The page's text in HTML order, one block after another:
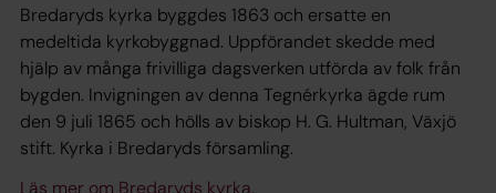
Bredaryds kyrka byggdes 1863 och ersatte en
medeltida kyrkobyggnad. Uppförandet skedde med
hjälp av många frivilliga dagsverken utförda av folk från
bygden. Invigningen av denna Tegnérkyrka ägde rum
den 9 juli 1865 och hölls av biskop H. G. Hultman, Växjö
stift. Kyrka i Bredaryds församling.
Läs mer om Bredaryds kyrka.